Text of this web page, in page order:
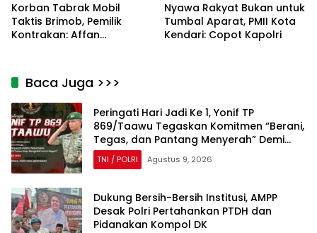
Korban Tabrak Mobil
Taktis Brimob, Pemilik
Kontrakan: Affan
Nyawa Rakyat Bukan untuk
Tumbal Aparat, PMII Kota
Kendari: Copot Kapolri
Baca Juga >>>
Peringati Hari Jadi Ke 1, Yonif TP
869/Taawu Tegaskan Komitmen “Berani,
Tegas, dan Pantang Menyerah” Demi
NKRI
TNI / POLRI Agustus 9, 2026
Dukung Bersih-Bersih Institusi, AMPP
Desak Polri Pertahankan PTDH dan
Pidanakan Kompol DK